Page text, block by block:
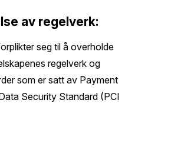
av regelverk:
seg til å overholde
regelverk og
som er satt av Payment
Security Standard (PCI